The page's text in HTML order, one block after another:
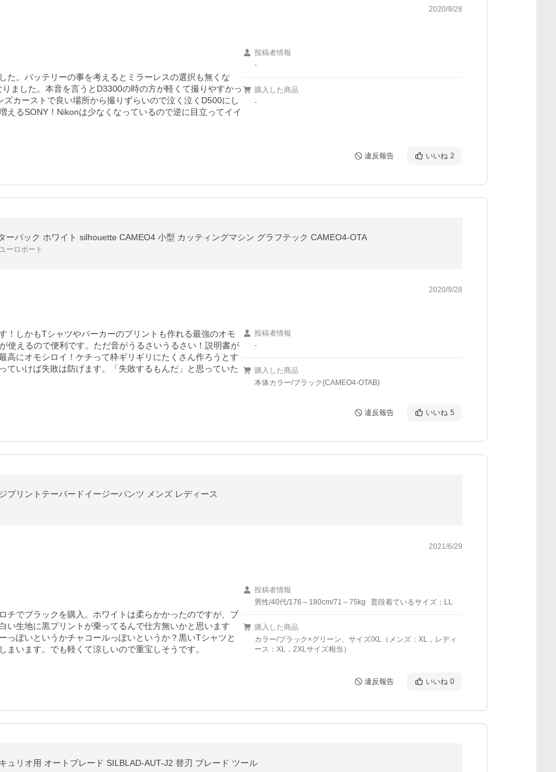
2020/9/28
た。バッテリーの事を考えるとミラーレスの選択も無くな
ました。本音を言うとD3300の時の方が軽くて撮りやすかっ
カーストで良い場所から撮りずらいので泣く泣くD500にし
えるSONY！Nikonは少なくなっているので逆に目立ってイイ
投稿者情報
-
購入した商品
-
違反報告 いいね 2
ーパック ホワイト silhouette CAMEO4 小型 カッティングマシン グラフテック CAMEO4-OTA
ーロポート
2020/9/28
！しかもTシャツやパーカーのプリントも作れる最強のオモ
使えるので便利です。ただ音がうるさいうるさい！説明書が
高にオモシロイ！ケチって枠ギリギリにたくさん作ろうとす
ていけば失敗は防げます。「失敗するもんだ」と思っていた
投稿者情報
-
購入した商品
本体カラー/ブラック{CAMEO4-OTAB}
違反報告 いいね 5
プリントテーパードイージーパンツ メンズ レディース
2021/6/29
チでブラックを購入。ホワイトは柔らかかったのですが、ブ
い生地に黒プリントが乗ってるんで仕方無いかと思います
っぽいというかチャコールっぽいというか？黒いTシャツと
います。でも軽くて涼しいので重宝しそうです。
投稿者情報
男性/40代/176～180cm/71～75kg
普段着ているサイズ：LL
購入した商品
カラー/ブラック×グリーン、サイズ/XL（メンズ：XL，レディ
ース：XL，2XLサイズ相当）
違反報告 いいね 0
ュリオ用 オートブレード SILBLAD-AUT-J2 替刃 ブレード ツール